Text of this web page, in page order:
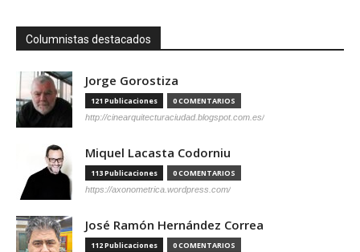
Columnistas destacados
Jorge Gorostiza
121 Publicaciones 0 COMENTARIOS
http://cinearquitecturaciudad.blogspot.com.es/
Miquel Lacasta Codorniu
113 Publicaciones 0 COMENTARIOS
https://axonometrica.wordpress.com/
José Ramón Hernández Correa
112 Publicaciones 0 COMENTARIOS